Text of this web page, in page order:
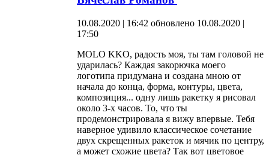
10.08.2020 | 16:42 обновлено 10.08.2020 |
17:50
MOLO KKO, радость моя, ты там головой не
ударилась? Каждая закорючка моего
логотипа придумана и создана мною от
начала до конца, форма, контуры, цвета,
композиция... одну лишь ракетку я рисовал
около 3-х часов. То, что ты
продемонстрировала я вижу впервые. Тебя
наверное удивило классическое сочетание
двух скрещенных ракеток и мячик по центру,
а может схожие цвета? Так вот цветовое